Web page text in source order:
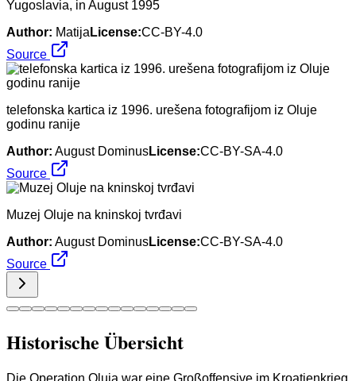
Yugoslavia, in August 1995
Author: Matija License:CC-BY-4.0
Source
telefonska kartica iz 1996. urešena fotografijom iz Oluje
godinu ranije
Author: August DominusLicense:CC-BY-SA-4.0
Source
Muzej Oluje na kninskoj tvrđavi
Author: August DominusLicense:CC-BY-SA-4.0
Source
Historische Übersicht
Die Operation Oluja war eine Großoffensive im Kroatienkrieg